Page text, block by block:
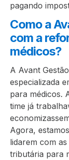
pagando
Como a
com a
médicos?
A Avant
especializada
para médicos.
time já
Agora,
lidarem com
tributária para